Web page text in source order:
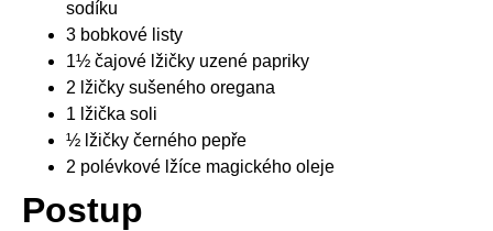
sodíku
3 bobkové listy
1½ čajové lžičky uzené papriky
2 lžičky sušeného oregana
1 lžička soli
½ lžičky černého pepře
2 polévkové lžíce magického oleje
Postup